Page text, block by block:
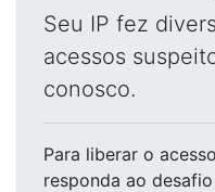
Seu IP fez
acessos
conosco.
Para liberar o acesso
responda ao